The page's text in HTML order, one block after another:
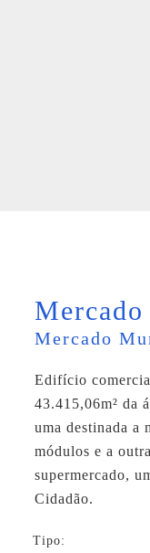
Mercado
Mercado
Edifício
43.415,06m² da
uma destinada a
módulos e a
supermercado,
Cidadão.
Tipo: